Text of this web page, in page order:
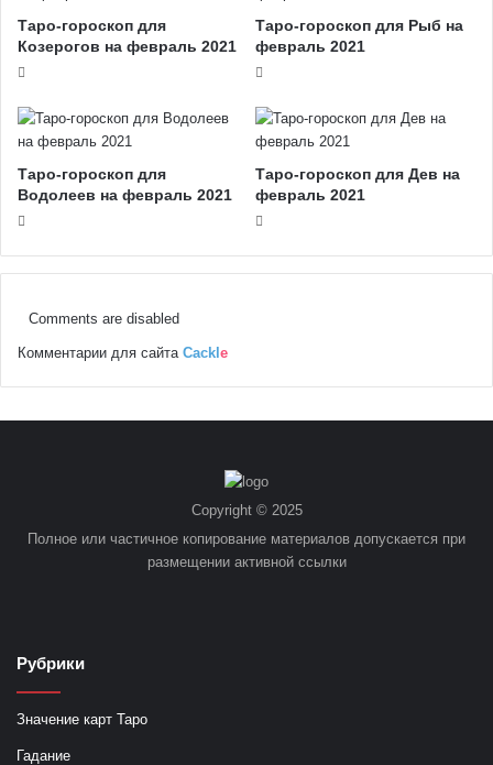
Таро-гороскоп для
Козерогов на февраль 2021
Таро-гороскоп для Рыб на
февраль 2021
Таро-гороскоп для
Водолеев на февраль 2021
Таро-гороскоп для Дев на
февраль 2021
Comments are disabled
Комментарии для сайта Cackl e
Copyright © 2025
Полное или частичное копирование материалов допускается при
размещении активной ссылки
Рубрики
Значение карт Таро
Гадание